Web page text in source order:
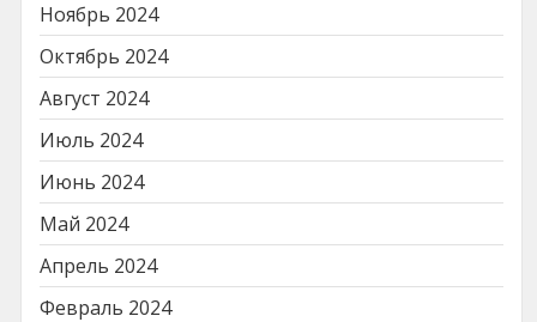
Ноябрь 2024
Октябрь 2024
Август 2024
Июль 2024
Июнь 2024
Май 2024
Апрель 2024
Февраль 2024